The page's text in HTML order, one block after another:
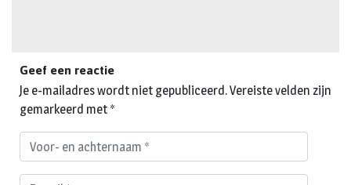
Geef een reactie
Je e-mailadres wordt niet gepubliceerd.Vereiste velden zijn
gemarkeerd met *